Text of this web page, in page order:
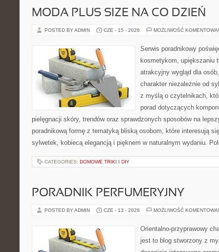
MODA PLUS SIZE NA CO DZIEŃ
POSTED BY ADMIN CZE - 15 - 2026 MOŻLIWOŚĆ
Serwis poradnikowy
kosmetykom, upiększaniu
atrakcyjny wygląd dla
charakter niezależnie od
z myślą o czytelnikach,
porad dotyczących
pielęgnacji skóry, trendów oraz sprawdzonych sposobów na
poradnikową formę z tematyką bliską osobom, które interesują
sylwetek, kobiecą elegancją i pięknem w naturalnym wydaniu.
CATEGORIES: DOMOWE TRIKI I DIY
PORADNIK PERFUMERYJNY
POSTED BY ADMIN CZE - 13 - 2026 MOŻLIWOŚĆ
Orientalno-przyprawowy
jest to blog stworzony z